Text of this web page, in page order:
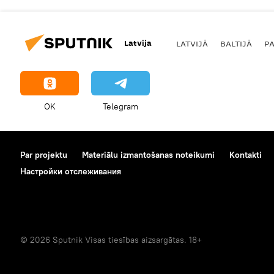
Latvija LATVIJĀ BALTIJĀ
OK Telegram
Par projektu Materiālu izmantošanas noteikumi Kontakti
Настройки отслеживания
© 2026 Sputnik Visas tiesības aizsargātas. 18+